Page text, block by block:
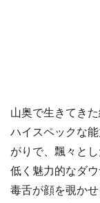
山奥で生きてき
ハイスペックな
がりで、飄々と
低く魅力的なダ
毒舌が顔を覗か